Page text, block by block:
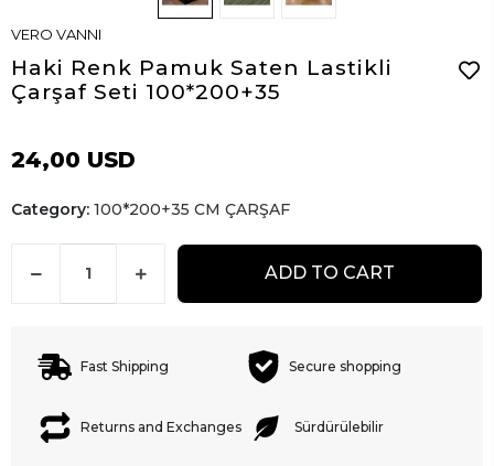
VERO VANNI
Haki Renk Pamuk Saten Lastikli
Çarşaf Seti 100*200+35
24,00 USD
Category: 100*200+35 CM ÇARŞAF
ADD TO CART
Fast Shipping Secure shopping
Returns and Exchanges Sürdürülebilir